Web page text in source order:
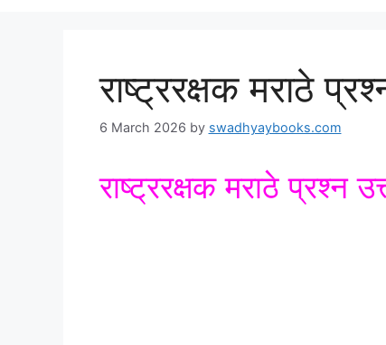
राष्ट्ररक्षक मराठे
6 March 2026 by swadhyaybooks.com
राष्ट्ररक्षक मराठे प्रश्न